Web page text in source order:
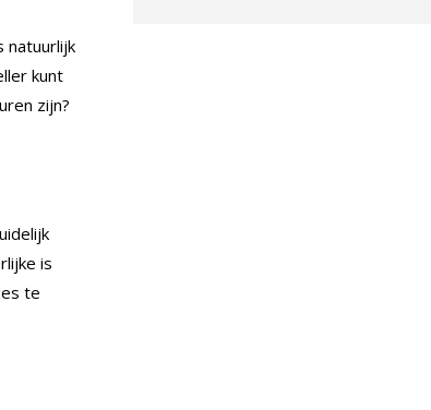
natuurlijk
kunt
zijn?
is
te